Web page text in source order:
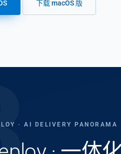
下载 macOS 版
· AI DELIVERY PANORAMA